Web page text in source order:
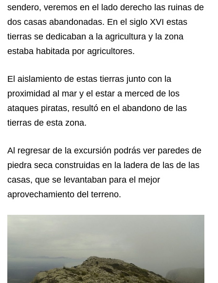
sendero, veremos en el lado derecho las ruinas de
dos casas abandonadas. En el siglo XVI estas
tierras se dedicaban a la agricultura y la zona
estaba habitada por agricultores.
El aislamiento de estas tierras junto con la
proximidad al mar y el estar a merced de los
ataques piratas, resultó en el abandono de las
tierras de esta zona.
Al regresar de la excursión podrás ver paredes de
piedra seca construidas en la ladera de las de las
casas, que se levantaban para el mejor
aprovechamiento del terreno.